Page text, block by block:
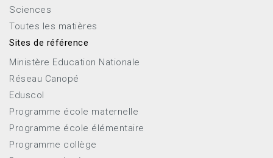
Sciences
Toutes les matières
Sites de référence
Ministère Education Nationale
Réseau Canopé
Eduscol
Programme école maternelle
Programme école élémentaire
Programme collège